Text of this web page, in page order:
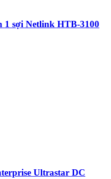
1 sợi Netlink HTB-3100
Ultrastar DC